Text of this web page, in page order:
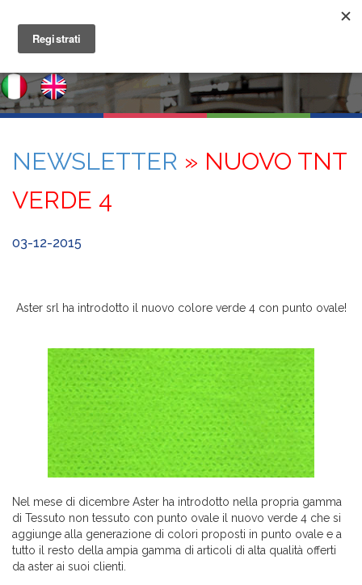
NEWSLETTER » NUOVO TNT
VERDE 4
03-12-2015
Aster srl ha introdotto il nuovo colore verde 4 con punto ovale!
Nel mese di dicembre Aster ha introdotto nella propria gamma
di Tessuto non tessuto con punto ovale il nuovo verde 4 che si
aggiunge alla generazione di colori proposti in punto ovale e a
tutto il resto della ampia gamma di articoli di alta qualità offerti
da aster ai suoi clienti.